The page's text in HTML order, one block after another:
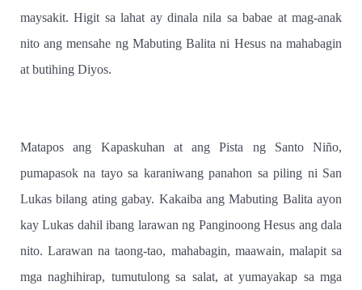
maysakit. Higit sa lahat ay dinala nila sa babae at mag-anak
nito ang mensahe ng Mabuting Balita ni Hesus na mahabagin
at butihing Diyos.
Matapos ang Kapaskuhan at ang Pista ng Santo Niño,
pumapasok na tayo sa karaniwang panahon sa piling ni San
Lukas bilang ating gabay. Kakaiba ang Mabuting Balita ayon
kay Lukas dahil ibang larawan ng Panginoong Hesus ang dala
nito. Larawan na taong-tao, mahabagin, maawain, malapit sa
mga naghihirap, tumutulong sa salat, at yumayakap sa mga